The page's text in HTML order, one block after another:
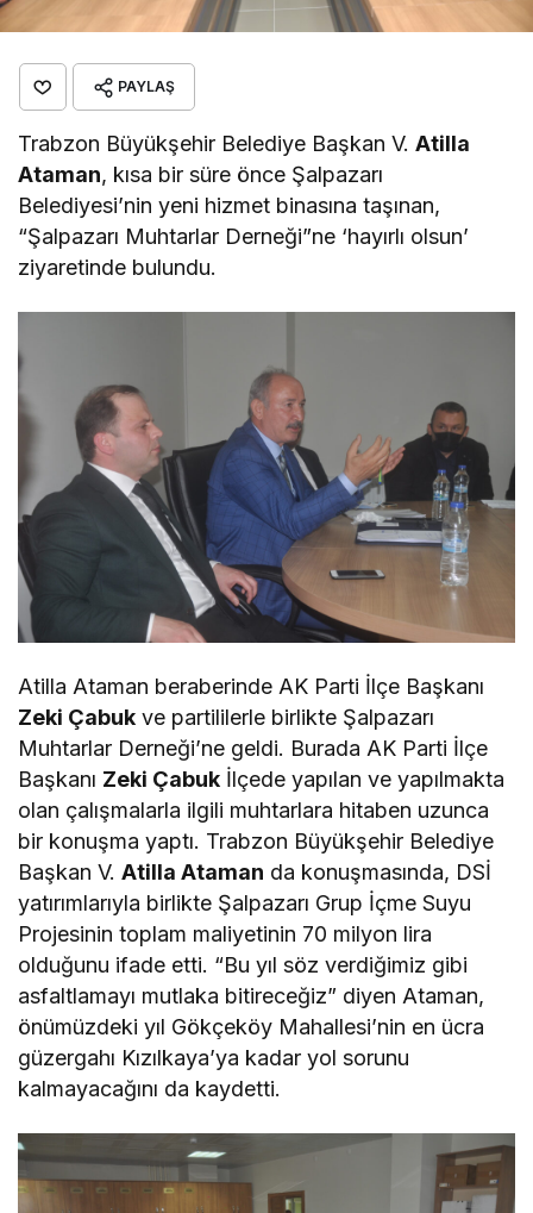
PAYLAŞ
Trabzon Büyükşehir Belediye Başkan V.Atilla
Ataman, kısa bir süre önce Şalpazarı
Belediyesi’nin yeni hizmet binasına taşınan,
“Şalpazarı Muhtarlar Derneği”ne ‘hayırlı olsun’
ziyaretinde bulundu.
Atilla Ataman beraberinde AK Parti İlçe Başkanı
Zeki Çabuk ve partililerle birlikte Şalpazarı
Muhtarlar Derneği’ne geldi. Burada AK Parti İlçe
Başkanı Zeki Çabuk İlçede yapılan ve yapılmakta
olan çalışmalarla ilgili muhtarlara hitaben uzunca
bir konuşma yaptı. Trabzon Büyükşehir Belediye
Başkan V.Atilla Ataman da konuşmasında, DSİ
yatırımlarıyla birlikte Şalpazarı Grup İçme Suyu
Projesinin toplam maliyetinin 70 milyon lira
olduğunu ifade etti. “Bu yıl söz verdiğimiz gibi
asfaltlamayı mutlaka bitireceğiz” diyen Ataman,
önümüzdeki yıl Gökçeköy Mahallesi’nin en ücra
güzergahı Kızılkaya’ya kadar yol sorunu
kalmayacağını da kaydetti.